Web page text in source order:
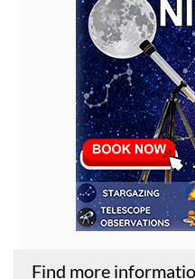
Find more